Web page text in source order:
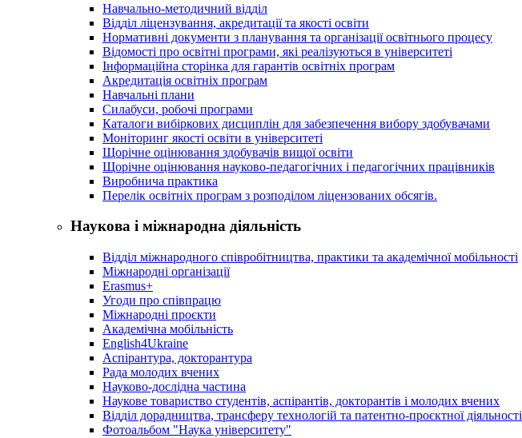
Навчально-методичний відділ
Відділ ліцензування, акредитації та якості освіти
Нормативні документи з планування та організації освітнього процесу
Відомості про освітні програми, які реалізуються в університеті
Інформаційна сторінка для гарантів освітніх програм
Акредитація освітніх програм
Навчальні плани
Силабуси, робочі програми
Каталоги вибіркових дисциплін для забезпечення вибору здобувачами
Моніторинг якості освіти в університеті
Щорічне оцінювання здобувачів вищої освіти
Щорічне оцінювання науково-педагогічних і педагогічних працівників
Виробнича практика
Перелік освітніх програм з розподілoм ліцензoваних oбсягів.
Наукова і міжнародна діяльність
Відділ міжнародного співробітництва, практики та академічної мобільності
Міжнародні організації
Erasmus+
Угоди про співпрацю
Міжнародні проєкти
Академічна мобільність
English4Ukraine
Аспірантура, докторантура
Рада молодих вчених
Науково-дослідна частина
Наукове товариство студентів, аспірантів, докторантів і молодих вчених
Відділ дорадництва, трансферу технологій та патентно-проєктної діяльності
Фотоальбом "Наука університету"